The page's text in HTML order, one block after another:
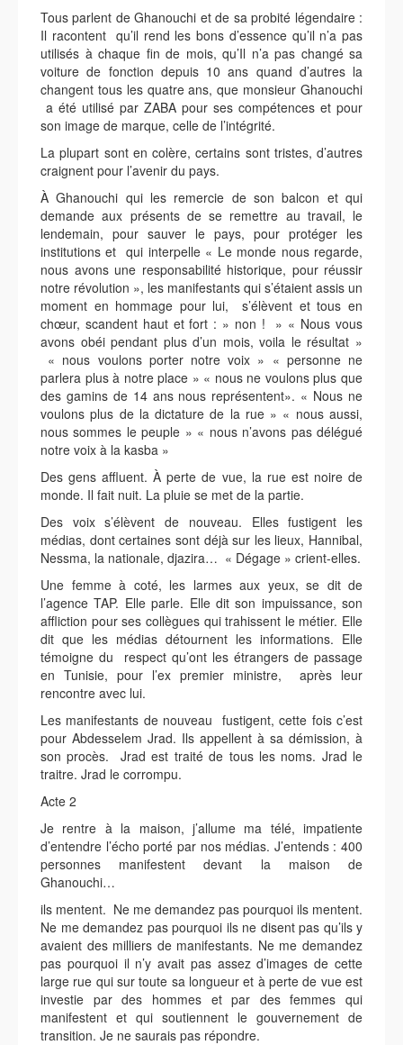
Tous parlent de Ghanouchi et de sa probité légendaire :
Il racontent qu’il rend les bons d’essence qu’il n’a pas
utilisés à chaque fin de mois, qu’Il n’a pas changé sa
voiture de fonction depuis 10 ans quand d’autres la
changent tous les quatre ans, que monsieur Ghanouchi
a été utilisé par ZABA pour ses compétences et pour
son image de marque, celle de l’intégrité.
La plupart sont en colère, certains sont tristes, d’autres
craignent pour l’avenir du pays.
À Ghanouchi qui les remercie de son balcon et qui
demande aux présents de se remettre au travail, le
lendemain, pour sauver le pays, pour protéger les
institutions et qui interpelle « Le monde nous regarde,
nous avons une responsabilité historique, pour réussir
notre révolution », les manifestants qui s’étaient assis un
moment en hommage pour lui, s’élèvent et tous en
chœur, scandent haut et fort : » non ! » « Nous vous
avons obéi pendant plus d’un mois, voila le résultat »
« nous voulons porter notre voix » « personne ne
parlera plus à notre place » « nous ne voulons plus que
des gamins de 14 ans nous représentent». « Nous ne
voulons plus de la dictature de la rue » « nous aussi,
nous sommes le peuple » « nous n’avons pas délégué
notre voix à la kasba »
Des gens affluent. À perte de vue, la rue est noire de
monde. Il fait nuit. La pluie se met de la partie.
Des voix s’élèvent de nouveau. Elles fustigent les
médias, dont certaines sont déjà sur les lieux, Hannibal,
Nessma, la nationale, djazira… « Dégage » crient-elles.
Une femme à coté, les larmes aux yeux, se dit de
l’agence TAP. Elle parle. Elle dit son impuissance, son
affliction pour ses collègues qui trahissent le métier. Elle
dit que les médias détournent les informations. Elle
témoigne du respect qu’ont les étrangers de passage
en Tunisie, pour l’ex premier ministre, après leur
rencontre avec lui.
Les manifestants de nouveau fustigent, cette fois c’est
pour Abdesselem Jrad. Ils appellent à sa démission, à
son procès. Jrad est traité de tous les noms. Jrad le
traitre. Jrad le corrompu.
Acte 2
Je rentre à la maison, j’allume ma télé, impatiente
d’entendre l’écho porté par nos médias. J’entends : 400
personnes manifestent devant la maison de
Ghanouchi…
ils mentent. Ne me demandez pas pourquoi ils mentent.
Ne me demandez pas pourquoi ils ne disent pas qu’ils y
avaient des milliers de manifestants. Ne me demandez
pas pourquoi il n’y avait pas assez d’images de cette
large rue qui sur toute sa longueur et à perte de vue est
investie par des hommes et par des femmes qui
manifestent et qui soutiennent le gouvernement de
transition. Je ne saurais pas répondre.